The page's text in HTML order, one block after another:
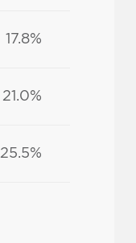
17.8%
21.0%
25.5%